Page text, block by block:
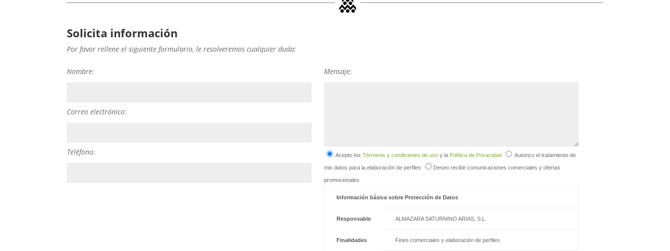
Solicita información
Por favor rellene el siguiente formulario, le resolveremos cualquier duda:
Nombre:
Correo electrónico:
Teléfono:
Mensaje:
Acepto losTérminos y condiciones de uso y la Política de Privacidad Autorizo el tratamiento de
mis datos para la elaboración de perfiles Deseo recibir comunicaciones comerciales y ofertas
promocionales
Información básica sobre Protección de Datos
Responsable ALMAZARA SATURNINO ARIAS, S.L.
Finalidades Fines comerciales y elaboración de perfiles